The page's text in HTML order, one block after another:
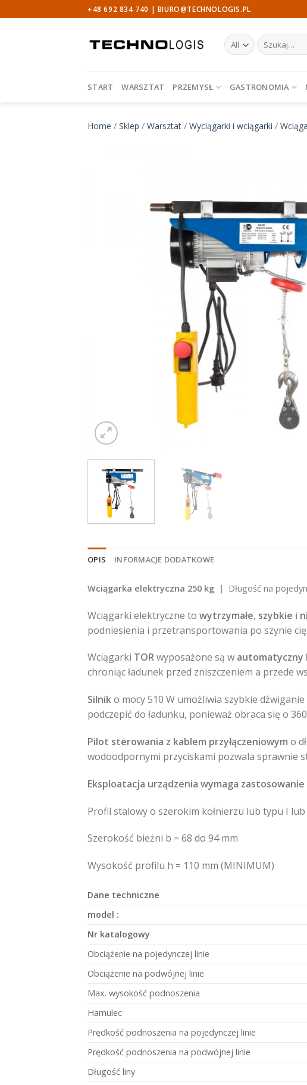
to
+48 692 834 740 | BIURO@TECHNOLOGIS.PL
Szukaj:
START WARSZTAT PRZEMYSŁ GASTRONOMIA
Home / Sklep / Warsztat / Wyciągarki i wciągarki /
OPIS INFORMACJE DODATKOWE
Wciągarka elektryczna 250 kg | Długość na
Wciągarki elektryczne to wytrzymałe, szybkie i
podniesienia i przetransportowania po szynie
Wciągarki TORwyposażone są w automatyczny
chroniąc ładunek przed zniszczeniem a przede
Silniko mocy 510 W umożliwia szybkie
podczepić do ładunku, ponieważ obraca się o
Pilot sterowania z kablem przyłączeniowym o
wodoodpornymi przyciskami pozwala sprawnie
Eksploatacja urządzenia wymaga
Profil stalowy o szerokim kołnierzu lub typu I
Szerokość bieżni b = 68 do 94 mm
Wysokość profilu h = 110 mm (MINIMUM)
Dane techniczne
model :
Nr katalogowy
Obciążenie na pojedynczej linie
Obciążenie na podwójnej linie
Max. wysokość podnoszenia
Hamulec
Prędkość podnoszenia na pojedynczej linie
Prędkość podnoszenia na podwójnej linie
Długość liny